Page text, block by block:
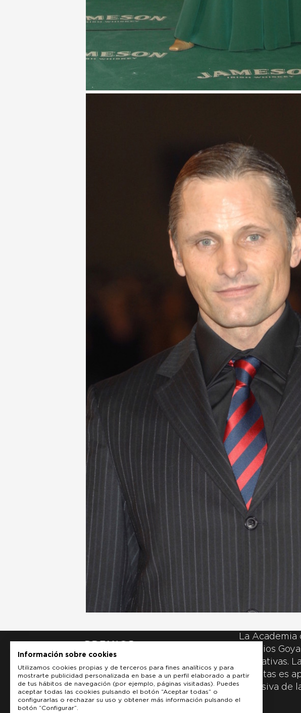
La
Premios
y creativas.
inscritas es
exclusiva de
Información sobre cookies
Utilizamos cookies propias y de terceros para fines analíticos y para
mostrarte publicidad personalizada en base a un perfil elaborado a partir
de tus hábitos de navegación (por ejemplo, páginas visitadas). Puedes
aceptar todas las cookies pulsando el botón “Aceptar todas” o
configurarlas o rechazar su uso y obtener más información pulsando el
botón “Configurar”.